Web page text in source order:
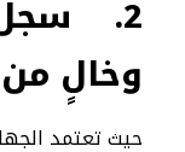
2.
وخالٍ
حيث تعتمد